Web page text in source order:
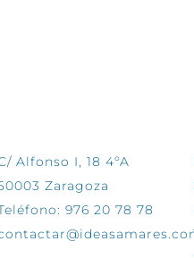
Alfonso I, 18 4ºA
Zaragoza
976 20 78 78